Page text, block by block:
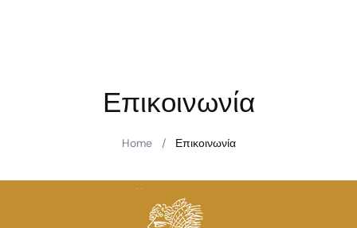
Επικοινωνία
Home / Επικοινωνία